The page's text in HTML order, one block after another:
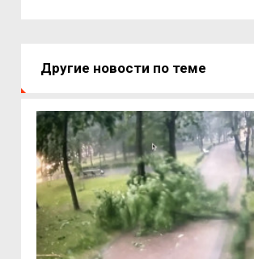
Другие новости по теме